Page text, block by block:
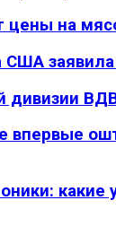
цены на
США
дивизии
впервые